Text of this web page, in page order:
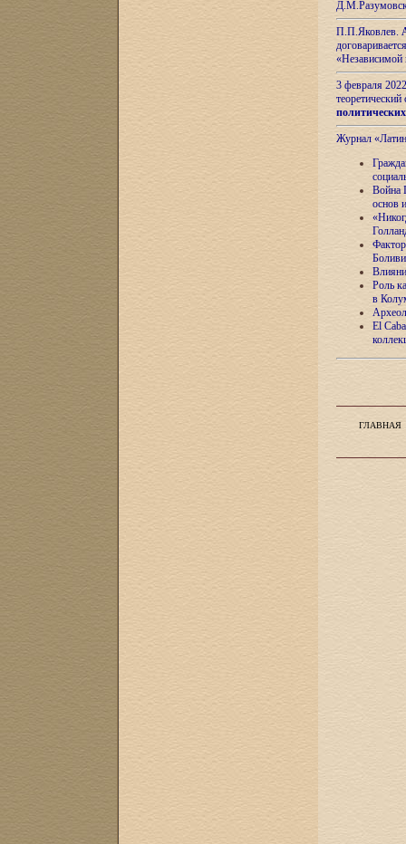
П.П.Яковлев.
«Независимой
3 февраля
теоретический
Журнал
Война
основ
Роль
в
El
ГЛАВНАЯ